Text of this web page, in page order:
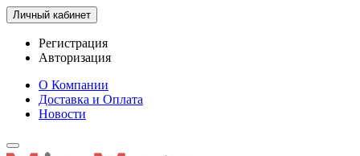
Личный кабинет
Регистрация
Авторизация
О Компании
Доставка и Оплата
Новости